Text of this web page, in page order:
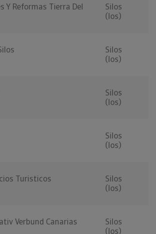
Y Reformas Tierra Del
Silos
(los)
Silos
(los)
Silos
(los)
Silos
(los)
Turisticos
Silos
(los)
Verbund Canarias
Silos
(los)